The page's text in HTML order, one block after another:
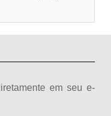
em seu e-